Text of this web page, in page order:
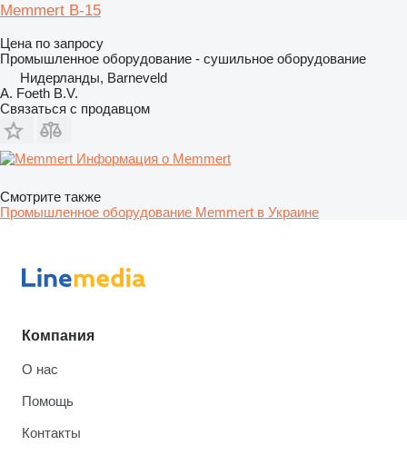
Memmert B-15
Цена по запросу
Промышленное оборудование - сушильное оборудование
Нидерланды, Barneveld
A. Foeth B.V.
Связаться с продавцом
Информация о Memmert
Смотрите также
Промышленное оборудование Memmert в Украине
Компания
О нас
Помощь
Контакты